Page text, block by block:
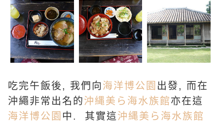
吃完午飯後, 我們向海洋博公園 出發, 而在
沖繩非常出名的沖縄美ら海水族館亦在這
海洋博公園 中. 其實這沖縄美ら海水族館